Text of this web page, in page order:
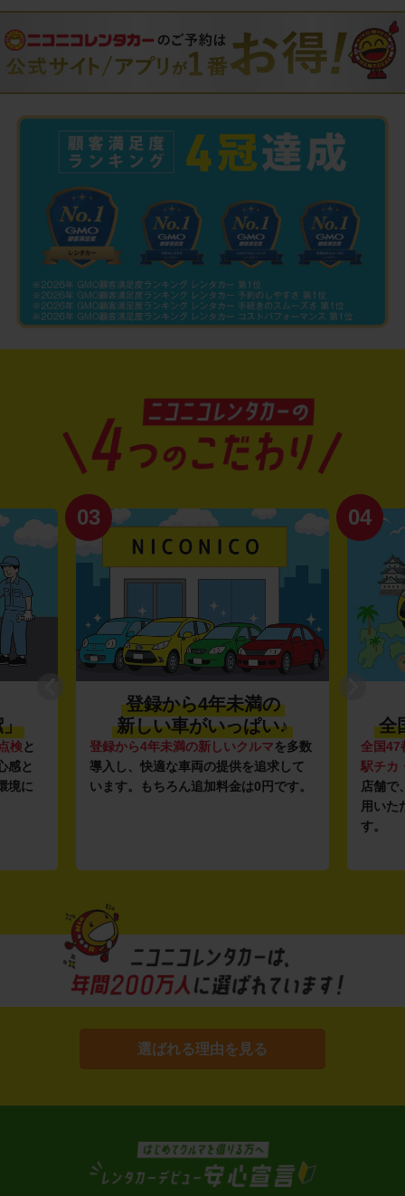
」
検と
感と
境に
03
登録から4年未満の
新しい車がいっぱい♪
登録から4年未満の新しいクルマを多数
導入し、快適な車両の提供を追求して
います。もちろん追加料金は0円です。
04
全
全国47
駅チカ
店舗で
用いた
す。
選ばれる理由を見る